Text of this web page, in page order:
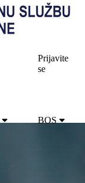
Prijavite
se
BOS